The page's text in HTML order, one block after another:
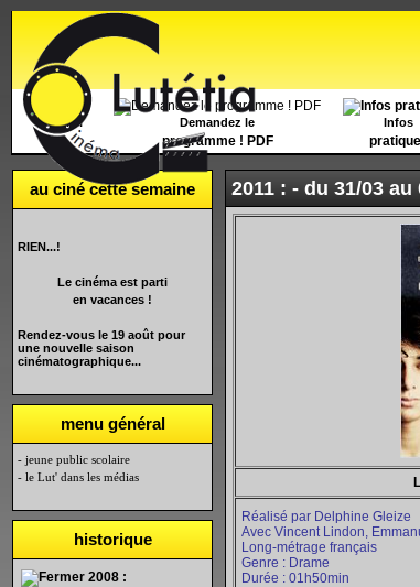
Accueil Demandez le
programme ! PDF
Infos
au ciné cette semaine
RIEN...!
Le cinéma est parti
en vacances !
Rendez-vous le 19 août pour
une nouvelle saison
cinématographique...
menu général
- jeune public scolaire
- le Lut' dans les médias
historique
2008 :
2011 : - du 31/03 au
Réalisé par Delphine Gleize
Avec Vincent Lindon,
Long-métrage français
Genre : Drame
Durée : 01h50min